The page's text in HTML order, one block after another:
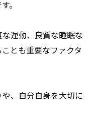
。
運動、良質な睡眠な
とも重要なファクタ
、
自分自身を大切に